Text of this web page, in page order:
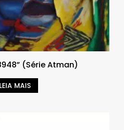
(Série Atman)
LEIA MAIS